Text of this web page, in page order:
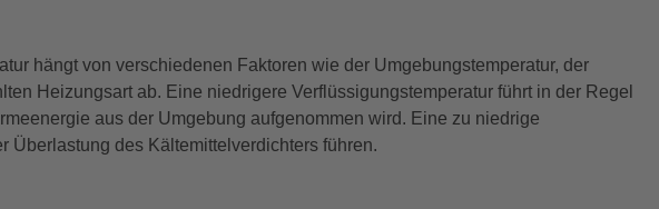
hängt von verschiedenen Faktoren wie der Umgebungstemperatur, der
Heizungsart ab. Eine niedrigere Verflüssigungstemperatur führt in der Regel
aus der Umgebung aufgenommen wird. Eine zu niedrige
Überlastung des Kältemittelverdichters führen.